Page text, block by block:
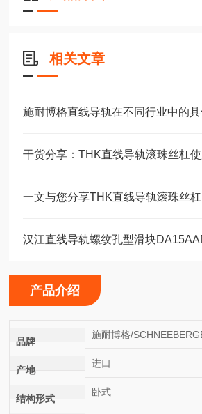
MRD6
相关文章
施耐博格直线导轨在不同行业中的
产品介绍
品牌
施耐博格/
产地
进口
结构形式
卧式